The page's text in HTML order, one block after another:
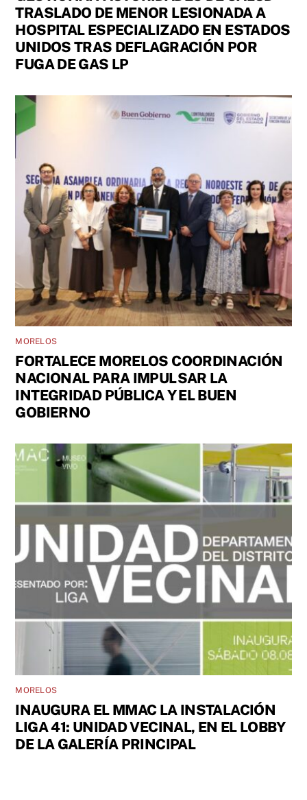
TRASLADO DE MENOR LESIONADA A
HOSPITAL ESPECIALIZADO EN ESTADOS
UNIDOS TRAS DEFLAGRACIÓN POR
FUGA DE GAS LP
MORELOS
FORTALECE MORELOS COORDINACIÓN
NACIONAL PARA IMPULSAR LA
INTEGRIDAD PÚBLICA Y EL BUEN
GOBIERNO
MORELOS
INAUGURA EL MMAC LA INSTALACIÓN
LIGA 41: UNIDAD VECINAL, EN EL LOBBY
DE LA GALERÍA PRINCIPAL